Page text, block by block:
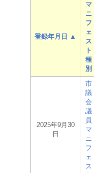
登録年月日 ▲
マ
ニ
フ
ェ
ス
ト
種
別
2025年9月30
日
市
議
会
議
員
マ
ニ
フ
ェ
ス